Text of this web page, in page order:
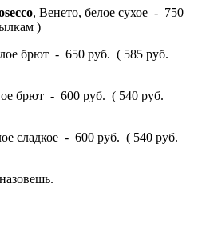
, Венето, белое сухое - 750
)
брют - 650 руб. ( 585 руб.
брют - 600 руб. ( 540 руб.
сладкое - 600 руб. ( 540 руб.